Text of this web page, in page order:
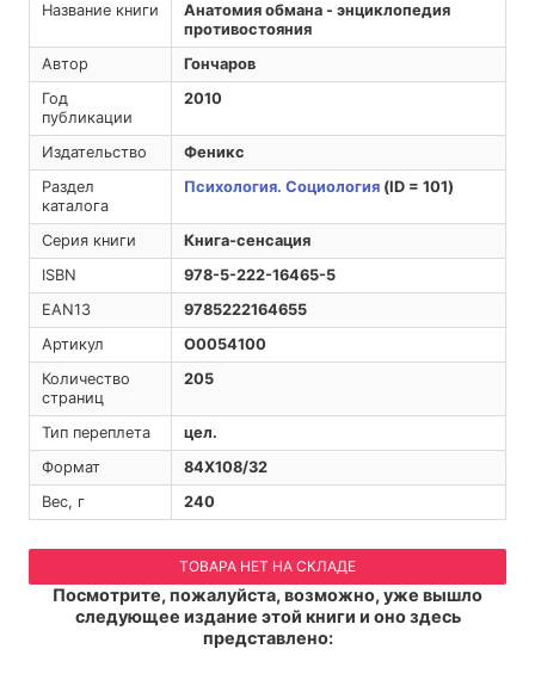
Название книги
Анатомия обмана - энциклопедия
противостояния
Автор
Гончаров
Год
публикации
2010
Издательство
Феникс
Раздел
каталога
Психология. Социология(ID = 101)
Серия книги
Книга-сенсация
ISBN
978-5-222-16465-5
EAN13
9785222164655
Артикул
O0054100
Количество
страниц
205
Тип переплета
цел.
Формат
84Х108/32
Вес, г
240
ТОВАРА НЕТ НА СКЛАДЕ
Посмотрите, пожалуйста, возможно, уже вышло
следующее издание этой книги и оно здесь
представлено: